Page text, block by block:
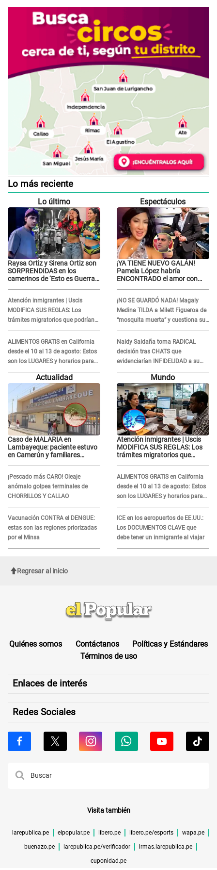
Lo más reciente
Lo último
Raysa Ortiz y Sirena Ortiz son
SORPRENDIDAS en los
camerinos de ‘Esto es Guerra’
Gabriel Moisés: “Gracias”
Atención inmigrantes | Uscis
MODIFICA SUS REGLAS: Los
trámites migratorios que podrían
necesitar tu prueba de ADN
ALIMENTOS GRATIS en California
desde el 10 al 13 de agosto: Estos
son los LUGARES y horarios para
recibir la ayuda
Espectáculos
¡YA TIENE NUEVO GALÁN!
Pamela López habría
ENCONTRADO el amor con
la ECHA en VIVO
¡NO SE GUARDÓ NADA! Magaly
Medina TILDA a Milett Figueroa de
“mosquita muerta” y cuestiona su
RECONCILIACIÓN con Marcelo
Tinelli en TV argentina
Naldy Saldaña toma RADICAL
decisión tras CHATS que
evidenciarían INFIDELIDAD a su
novio con animador de 'La Bella
Luz': "Un día..."
Actualidad
Caso de MALARIA en
Lambayeque: paciente estuvo
en Camerún y familiares
¡Pescado más CARO! Oleaje
anómalo golpea terminales de
CHORRILLOS Y CALLAO
Vacunación CONTRA el DENGUE:
estas son las regiones priorizadas
por el Minsa
Mundo
Atención inmigrantes | Uscis
MODIFICA SUS REGLAS: Los
trámites migratorios que
ALIMENTOS GRATIS en California
desde el 10 al 13 de agosto: Estos
son los LUGARES y horarios para
recibir la ayuda
ICE en los aeropuertos de EE.UU.:
Los DOCUMENTOS CLAVE que
debe tener un inmigrante al viajar
Regresar al inicio
Quiénes somos Contáctanos
Políticas y Estándares
Términos de uso
Enlaces de interés
Redes Sociales
Visita también
larepublica.pe elpopular.pe libero.pe libero.pe/esports wapa.pe
buenazo.pe larepublica.pe/verificador lrmas.larepublica.pe
cuponidad.pe